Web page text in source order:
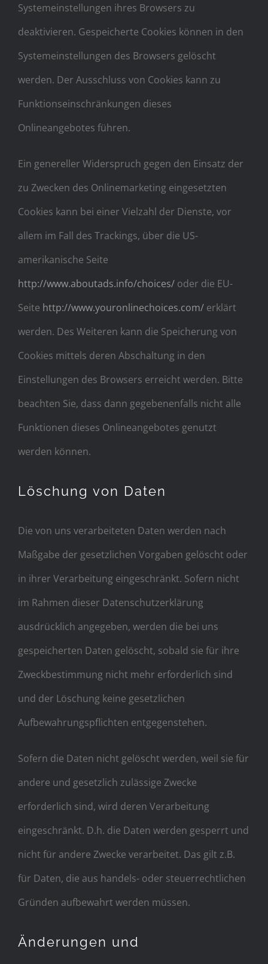
Systemeinstellungen ihres Browsers zu
deaktivieren. Gespeicherte Cookies können in den
Systemeinstellungen des Browsers gelöscht
werden. Der Ausschluss von Cookies kann zu
Funktionseinschränkungen dieses
Onlineangebotes führen.
Ein genereller Widerspruch gegen den Einsatz der
zu Zwecken des Onlinemarketing eingesetzten
Cookies kann bei einer Vielzahl der Dienste, vor
allem im Fall des Trackings, über die US-
amerikanische Seite
http://www.aboutads.info/choices/ oder die EU-
Seite http://www.youronlinechoices.com/ erklärt
werden. Des Weiteren kann die Speicherung von
Cookies mittels deren Abschaltung in den
Einstellungen des Browsers erreicht werden. Bitte
beachten Sie, dass dann gegebenenfalls nicht alle
Funktionen dieses Onlineangebotes genutzt
werden können.
Löschung von Daten
Die von uns verarbeiteten Daten werden nach
Maßgabe der gesetzlichen Vorgaben gelöscht oder
in ihrer Verarbeitung eingeschränkt. Sofern nicht
im Rahmen dieser Datenschutzerklärung
ausdrücklich angegeben, werden die bei uns
gespeicherten Daten gelöscht, sobald sie für ihre
Zweckbestimmung nicht mehr erforderlich sind
und der Löschung keine gesetzlichen
Aufbewahrungspflichten entgegenstehen.
Sofern die Daten nicht gelöscht werden, weil sie für
andere und gesetzlich zulässige Zwecke
erforderlich sind, wird deren Verarbeitung
eingeschränkt. D.h. die Daten werden gesperrt und
nicht für andere Zwecke verarbeitet. Das gilt z.B.
für Daten, die aus handels- oder steuerrechtlichen
Gründen aufbewahrt werden müssen.
Änderungen und